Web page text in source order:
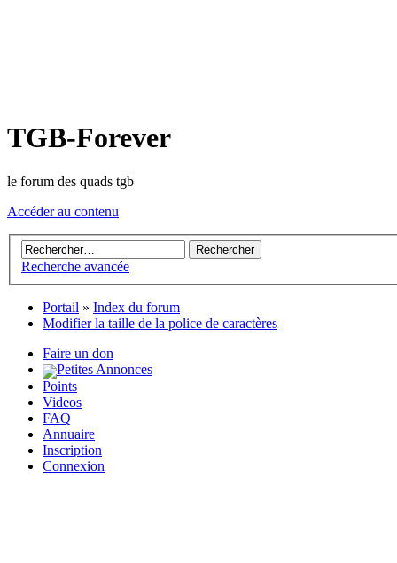
TGB-Forever
le forum des quads tgb
Accéder au contenu
Recherche avancée
Portail » Index du forum
Modifier la taille de la police de caractères
Faire un don
Petites Annonces
Points
Videos
FAQ
Annuaire
Inscription
Connexion